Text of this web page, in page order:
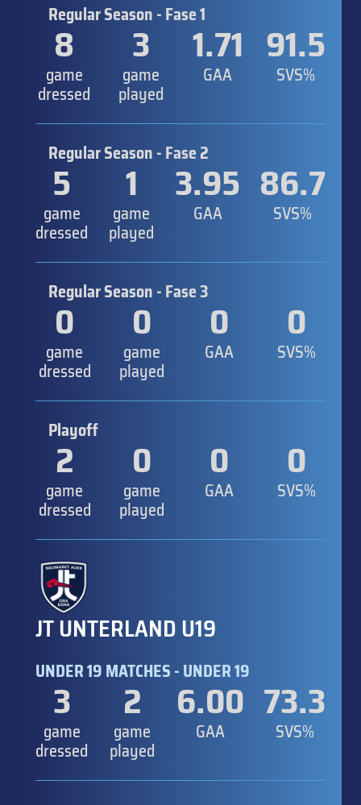
Regular Season - Fase 1
8
game
dressed
3
game
played
1.71
GAA
91.5
SVS%
Regular Season - Fase 2
5
game
dressed
1
game
played
3.95
GAA
86.7
SVS%
Regular Season - Fase 3
0
game
dressed
0
game
played
0
GAA
0
SVS%
Playoff
2
game
dressed
0
game
played
0
GAA
0
SVS%
JT UNTERLAND U19
UNDER 19 MATCHES - UNDER 19
3
game
dressed
2
game
played
6.00
GAA
73.3
SVS%